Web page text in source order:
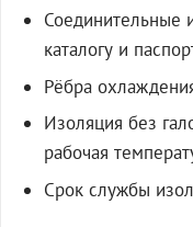
Соединительные
каталогу и
Рёбра
Изоляция без
рабочая
Срок службы